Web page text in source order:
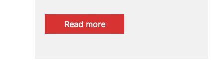
Read more:
The